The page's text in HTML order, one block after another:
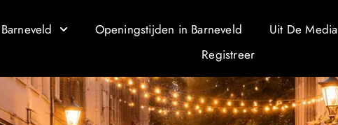
Openingstijden in Barneveld Uit De Media
Registreer